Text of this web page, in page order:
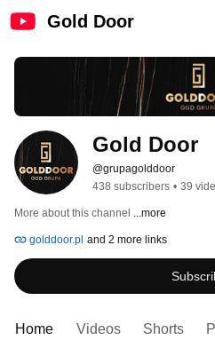
Gold Door
Gold Door
@grupagolddoor
438 subscribers • 39
More about this channel ...more
golddoor.pl and 2 more links
Home Videos Shorts